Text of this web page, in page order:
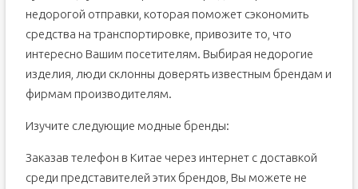
недорогой отправки, которая поможет сэкономить
средства на транспортировке, привозите то, что
интересно Вашим посетителям. Выбирая недорогие
изделия, люди склонны доверять известным брендам и
фирмам производителям.
Изучите следующие модные бренды:
Заказав телефон в Китае через интернет с доставкой
среди представителей этих брендов, Вы можете не